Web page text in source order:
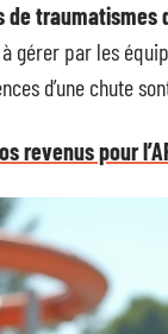
de
gérer par les
d’une chute
revenus pour